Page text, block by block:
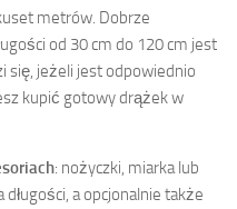
metrów. Dobrze
od 30 cm do 120 cm jest
się, jeżeli jest odpowiednio
kupić gotowy drążek w
: nożyczki, miarka lub
a opcjonalnie także